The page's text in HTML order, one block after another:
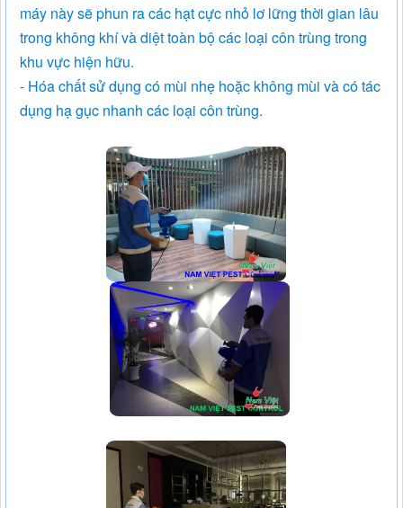
máy này sẽ phun ra các hạt cực nhỏ lơ lững thời gian lâu
trong không khí và diệt toàn bộ các loại côn trùng trong
khu vực hiện hữu.
- Hóa chất sử dụng có mùi nhẹ hoặc không mùi và có tác
dụng hạ gục nhanh các loại côn trùng.